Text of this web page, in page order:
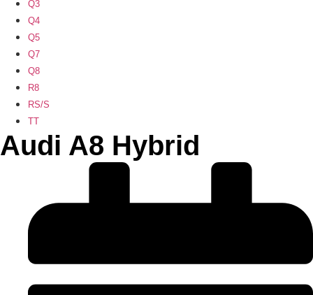
Q3
Q4
Q5
Q7
Q8
R8
RS/S
TT
Audi A8 Hybrid